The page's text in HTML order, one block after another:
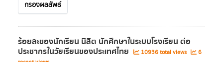
กรองผลลัพธ์
ร้อยละของนักเรียน นิสิต นักศึกษาในระบบโรงเรียน ต่อ
ประชากรในวัยเรียนของประเทศไทย 10936 total views
6